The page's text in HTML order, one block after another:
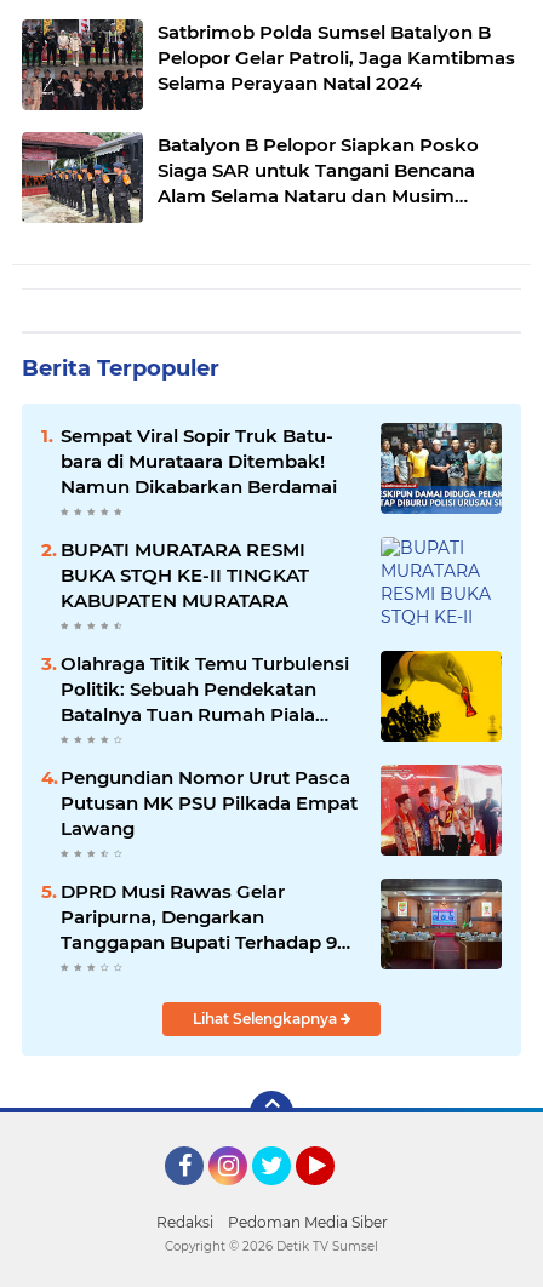
Satbrimob Polda Sumsel Batalyon B
Pelopor Gelar Patroli, Jaga Kamtibmas
Selama Perayaan Natal 2024
Batalyon B Pelopor Siapkan Posko
Siaga SAR untuk Tangani Bencana
Alam Selama Nataru dan Musim
Berita Terpopuler
Sempat Viral Sopir Truk Batu-
bara di Murataara Ditembak!
Namun Dikabarkan Berdamai
BUPATI MURATARA RESMI
BUKA STQH KE-II TINGKAT
KABUPATEN MURATARA
Olahraga Titik Temu Turbulensi
Politik: Sebuah Pendekatan
Batalnya Tuan Rumah Piala
Dunia U-20
Pengundian Nomor Urut Pasca
Putusan MK PSU Pilkada Empat
Lawang
DPRD Musi Rawas Gelar
Paripurna, Dengarkan
Tanggapan Bupati Terhadap 9
Raperda Inisiatif
Lihat Selengkapnya
Redaksi Pedoman Media Siber
Copyright © 2026 Detik TV Sumsel